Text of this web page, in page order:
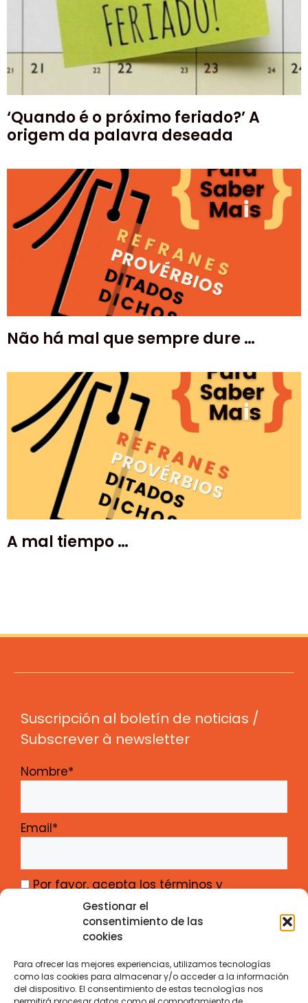
Gestionar el
consentimiento de las
cookies
Para ofrecer las mejores experiencias, utilizamos tecnologías
como las cookies para almacenar y/o acceder a la información
del dispositivo. El consentimiento de estas tecnologías nos
‘Quando é o próximo feriado?’ A
origem da palavra deseada
Não há mal que sempre dure …
A mal tiempo …
Suscripción al boletín de noticias /
Subscrever à newsletter
Nombre*
Email*
Por favor, acepta los términos y
condiciones
Gabinete de Iniciativas Transfronterizas –